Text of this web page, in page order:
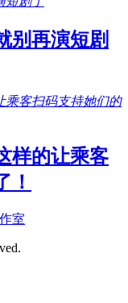
别再演短剧
样的让乘客
！
室